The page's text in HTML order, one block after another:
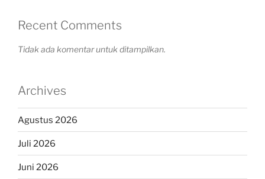
Recent Comments
Tidak ada komentar untuk ditampilkan.
Archives
Agustus 2026
Juli 2026
Juni 2026